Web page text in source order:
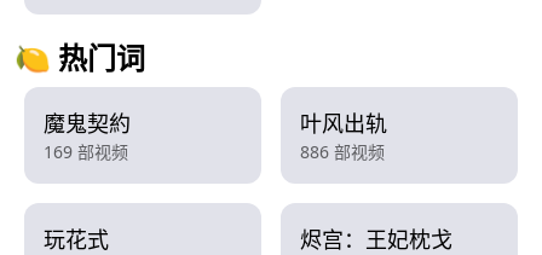
🍋 热门词
魔鬼契約
169 部视频
叶风出轨
886 部视频
玩花式 烬宫：王妃枕戈